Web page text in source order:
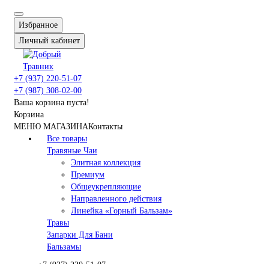
Избранное
Личный кабинет
+7 (937) 220-51-07
+7 (987) 308-02-00
Ваша корзина пуста!
Корзина
МЕНЮ МАГАЗИНАКонтакты
Все товары
Травяные Чаи
Элитная коллекция
Премиум
Общеукрепляющие
Направленного действия
Линейка «Горный Бальзам»
Травы
Запарки Для Бани
Бальзамы